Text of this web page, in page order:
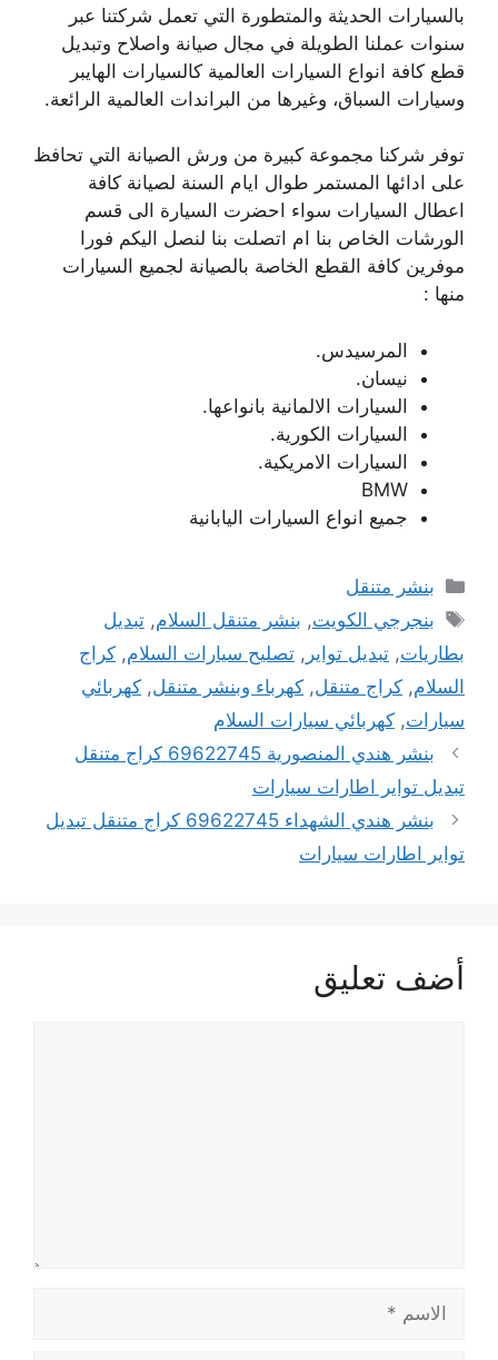
بالسيارات الحديثة والمتطورة التي تعمل شركتنا عبر
سنوات عملنا الطويلة في مجال صيانة واصلاح وتبديل
قطع كافة انواع السيارات العالمية كالسيارات الهايبر
وسيارات السباق، وغيرها من البراندات العالمية الرائعة.
توفر شركنا مجموعة كبيرة من ورش الصيانة التي تحافظ
على ادائها المستمر طوال ايام السنة لصيانة كافة
اعطال السيارات سواء احضرت السيارة الى قسم
الورشات الخاص بنا ام اتصلت بنا لنصل اليكم فورا
موفرين كافة القطع الخاصة بالصيانة لجميع السيارات
منها :
المرسيدس.
نيسان.
السيارات الالمانية بانواعها.
السيارات الكورية.
السيارات الامريكية.
BMW
جميع انواع السيارات اليابانية
التصنيفات
بنشر متنقل
الوسوم
بنجرجي الكويت, بنشر متنقل السلام,تبديل
بطاريات, تبديل تواير , تصليح سيارات السلام, كراج
السلام, كراج متنقل, كهرباء وبنشر متنقل, كهربائي
سيارات, كهربائي سيارات السلام
بنشر هندي المنصورية 69622745 كراج متنقل
تبديل تواير اطارات سيارات
بنشر هندي الشهداء 69622745 كراج متنقل تبديل
تواير اطارات سيارات
أضف تعليق